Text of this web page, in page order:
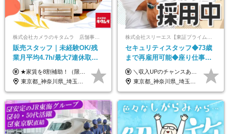
株式会社カメラのキタムラ 店舗事業部【カメラのキタムラ】
販売スタッフ｜未経験OK/残
業月平均4.7h/最大7連休取得
可/全国募集/家賃8割を会社が
負担/賞与年2回
★家賃を8割補助！（限度額は地域により異なる） ※転勤による引っ越しが発生する場合 ＝＝＝＝＝＝＝＝＝＝＝＝＝＝＝＝＝＝＝＝＝＝＝ 例えば、家賃7.5万円なら6万円は会社で負担。 あなたが支払うのは、たったの1.5万円です！ 年間では自己負担額が約72万ほどお得になります！ ＝＝＝＝＝＝＝＝＝＝＝＝＝＝＝＝＝＝＝＝＝＝＝ 月給22万8,700円～26万3,100円＋賞与年2回（初回の支給は当社規定による）＋残業手当 ＜実際の給与例＞ *24歳:月給23万4,700円＋賞与年2回（初回の支給は当社規定による）＋残業手当＋諸手当 ※上記はあくまで参考月給です。ご経歴・年齢を考慮し、当社規定により決定します ※評価により昇給あり ※残業代は別途支給あり ※試用期間2ヶ月あり（期間中の給与・待遇に差異はありません） 【実在する社員の年収モデル】 年収530万円（30歳） 年収820万円（40歳） 【入社時の想定年収】 330万円～900万円
東京都_神奈川県_埼玉県_千葉県_大阪府_愛知県_北海道_青森県_宮城県_秋田県_山形県_茨城県_群馬県_新潟県_長野県_富山県_静岡県_三重県_兵庫県_京都府_広島県_岡山県_鳥取県_山口県_徳島県_香川県_愛媛県_福岡県_熊本県_佐賀県_長崎県_大分県_宮崎県_鹿児島県
セキュリティスタッフ◆73歳
まで再雇用可能◆座り仕事中
心◆東証プライム上場G◆応
募者全員面接◆賞与年2回
＼収入UPのチャンスあり◎昇給も可能です！／ ◆正社員 月給(地域による）＋グレード手当、深夜手当、残業代（全額支給）等の各種手当＋賞与年2回 ＜東京都／神奈川県（横浜市）＞ 月給21万4000円～27万円 ＜埼玉県／千葉県＞ 月給19万90000円～25万1000円 ＜栃木県／茨城県／山梨県＞ 月給18万4000円～23万6000円 【試用期間】 正社員：3ヵ月 アルバイト：なし ※試用期間と本採用後の給与・待遇に差異はありません ※グレード手当、深夜手当の詳細額は面接にてご案内させていただきます ※正社員は60歳定年のため、60代の方は嘱託社員での採用です。給与条件は嘱託給与となり、退職金と賞与がありません ＼正社員は「グレード認定制」という評価あり！制度勤続年数等に応じて入社時から手当を支給／ ◆グレードI：＋2000円（入社時～） ◆グレードII：＋5000円（在籍1年以上＆当社基準に当てはまる方） ◆グレードIII：＋1万円（社内試験の合格者） ◆アルバイト・パート 東京都:時給1226円 神奈川県:時給1225円 千葉県：時給1140円 埼玉県:時給1141円 栃木県:1068円 茨城県:1074円 山梨県:1052円
東京都_神奈川県_埼玉県_千葉県_茨城県_栃木県_山梨県